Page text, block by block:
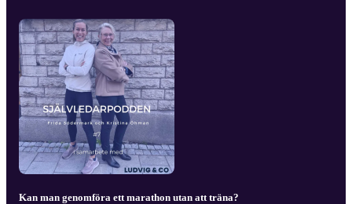
Kan man genomföra ett marathon utan att träna?